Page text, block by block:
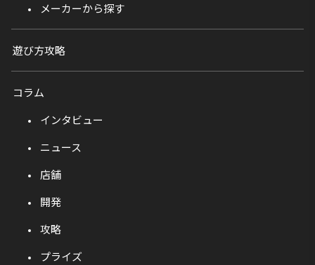
メーカーから探す
遊び方攻略
コラム
インタビュー
ニュース
店舗
開発
攻略
プライズ